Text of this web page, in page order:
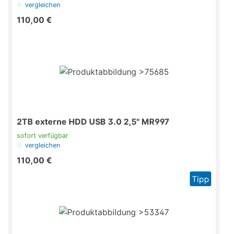
vergleichen
110,00 €
2TB externe HDD USB 3.0 2,5" MR997
sofort verfügbar
vergleichen
110,00 €
Tipp